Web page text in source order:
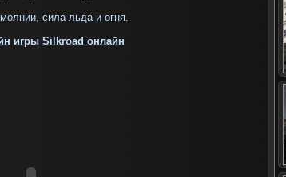
сила льда и огня.
игры Silkroad онлайн